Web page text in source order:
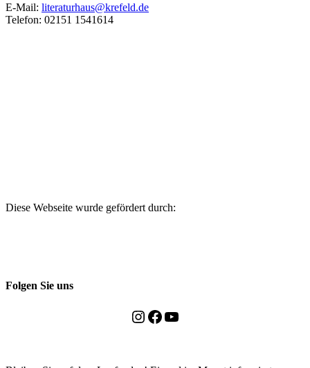
E‑Mail: literaturhaus@krefeld.de
Telefon: 02151 1541614
Diese Webseite wurde gefördert durch:
Folgen Sie uns
Instagram
Facebook
YouTube